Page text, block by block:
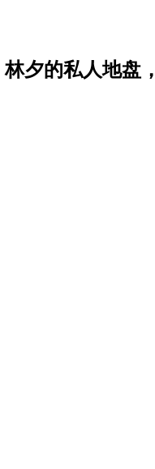
林夕的私人地盘